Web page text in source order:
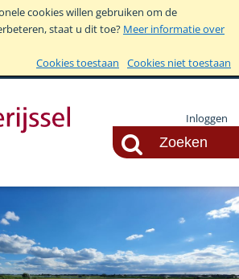
cookies willen gebruiken om de
staat u dit toe? Meer informatie over
Cookies toestaan
Cookies niet toestaan
Inloggen